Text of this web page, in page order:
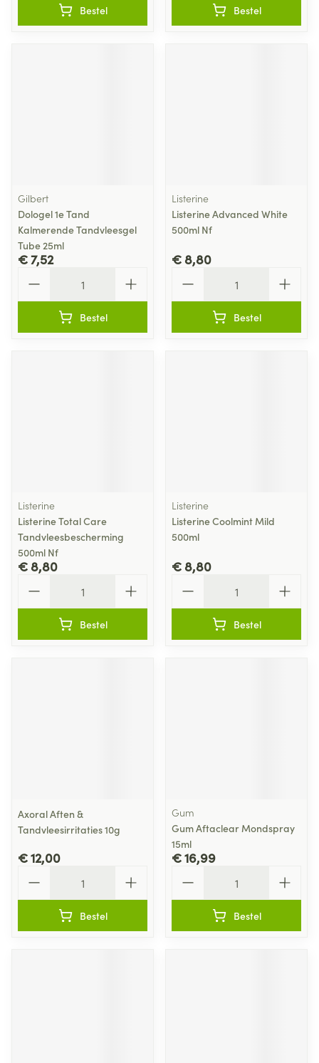
Bestel Bestel
Gilbert
Dologel 1e Tand
Kalmerende Tandvleesgel
Tube 25ml
€ 7,52
Bestel
Listerine
Listerine Advanced White
500ml Nf
€ 8,80
Bestel
Listerine
Listerine Total Care
Tandvleesbescherming
500ml Nf
€ 8,80
Bestel
Listerine
Listerine Coolmint Mild
500ml
€ 8,80
Bestel
Axoral Aften &
Tandvleesirritaties 10g
€ 12,00
Bestel
Gum
Gum Aftaclear Mondspray
15ml
€ 16,99
Bestel